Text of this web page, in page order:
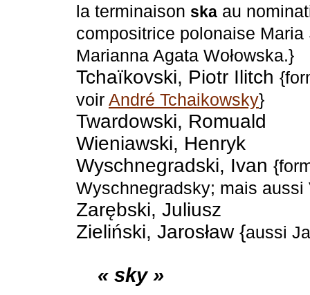
la terminaison ska au
compositrice polonaise
Marianna Agata Wołowska.}
Tchaïkovski, Piotr Ilitch
voir André Tchaikowsky}
Twardowski, Romuald
Wieniawski, Henryk
Wyschnegradski, Ivan
Wyschnegradsky; mais aussi
Zarębski, Juliusz
Zieliński, Jarosław {aussi
« sky »